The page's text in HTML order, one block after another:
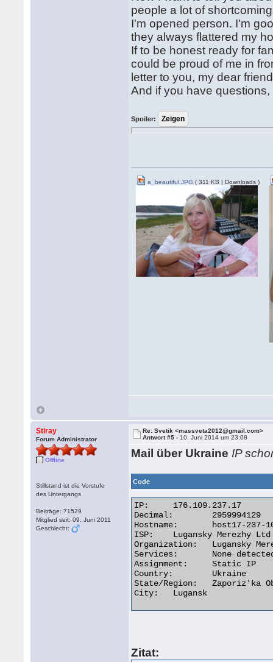
people a lot of
I'm opened person. I'm
they always flattered my
If to be honest ready for
could be proud of me in
letter to you, my dear
And if you have
Spoiler:
a_beautiful.JPG ( 311 KB | Downloads )
Stiray
Forum Administrator
Offline
Stillstand ist die Vorstufe
des Untergangs
Beiträge: 71529
Mitglied seit: 09. Juni 2011
Geschlecht:
Re: Svetik <massveta2012@gmail.com>
Antwort #5 - 10. Juni 2014 um 23:08
Mail über Ukraine IP
Code
IP:	176.109.237.17
Decimal:	2959994129
Hostname:	host17-237-109-176.lds.net.ua
ISP:	Lugansky Merezhy Ltd
Organization:	Lugansky Merezhy Ltd
Services:	None detected
Assignment:	Static IP
Country:	Ukraine
State/Region:	Zaporiz'ka Oblast'
City:	Lugansk
Zitat: